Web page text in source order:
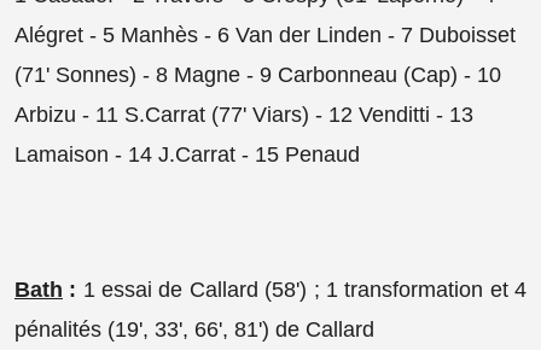
Alégret - 5 Manhès - 6 Van der Linden - 7 Duboisset
(71' Sonnes) - 8 Magne - 9 Carbonneau (Cap) - 10
Arbizu - 11 S.Carrat (77' Viars) - 12 Venditti - 13
Lamaison - 14 J.Carrat - 15 Penaud
Bath : 1 essai de Callard (58') ; 1 transformation et 4
pénalités (19', 33', 66', 81') de Callard